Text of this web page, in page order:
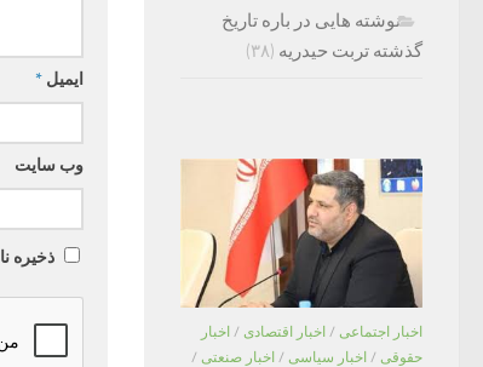
ایمیل *
وب‌ سایت
ذخیره
نوشته هایی در باره تاریخ
گذشته تربت حیدریه (۳۸)
اخبار اجتماعی / اخبار اقتصادی / اخبار
حقوقی / اخبار سیاسی / اخبار صنعتی /